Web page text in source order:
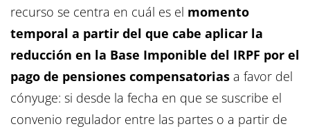
recurso se centra en cuál es el momento
temporal a partir del que cabe aplicar la
reducción en la Base Imponible del IRPF por el
pago de pensiones compensatorias a favor del
cónyuge: si desde la fecha en que se suscribe el
convenio regulador entre las partes o a partir de